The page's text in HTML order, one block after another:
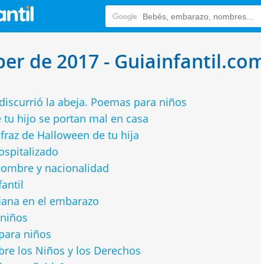
de 2017 -
la abeja. Poemas para niños
hijo se portan mal en casa
de Halloween de tu hija
y nacionalidad
en el embarazo
niños
los Niños y los Derechos